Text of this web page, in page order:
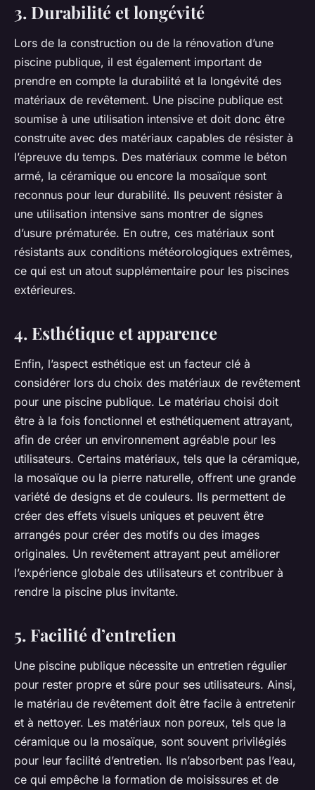
3. Durabilité et longévité
Lors de la construction ou de la rénovation d’une
piscine publique, il est également important de
prendre en compte la durabilité et la longévité des
matériaux de revêtement. Une piscine publique est
soumise à une utilisation intensive et doit donc être
construite avec des matériaux capables de résister à
l’épreuve du temps. Des matériaux comme le béton
armé, la céramique ou encore la mosaïque sont
reconnus pour leur durabilité. Ils peuvent résister à
une utilisation intensive sans montrer de signes
d’usure prématurée. En outre, ces matériaux sont
résistants aux conditions météorologiques extrêmes,
ce qui est un atout supplémentaire pour les piscines
extérieures.
4. Esthétique et apparence
Enfin, l’aspect esthétique est un facteur clé à
considérer lors du choix des matériaux de revêtement
pour une piscine publique. Le matériau choisi doit
être à la fois fonctionnel et esthétiquement attrayant,
afin de créer un environnement agréable pour les
utilisateurs. Certains matériaux, tels que la céramique,
la mosaïque ou la pierre naturelle, offrent une grande
variété de designs et de couleurs. Ils permettent de
créer des effets visuels uniques et peuvent être
arrangés pour créer des motifs ou des images
originales. Un revêtement attrayant peut améliorer
l’expérience globale des utilisateurs et contribuer à
rendre la piscine plus invitante.
5. Facilité d’entretien
Une piscine publique nécessite un entretien régulier
pour rester propre et sûre pour ses utilisateurs. Ainsi,
le matériau de revêtement doit être facile à entretenir
et à nettoyer. Les matériaux non poreux, tels que la
céramique ou la mosaïque, sont souvent privilégiés
pour leur facilité d’entretien. Ils n’absorbent pas l’eau,
ce qui empêche la formation de moisissures et de